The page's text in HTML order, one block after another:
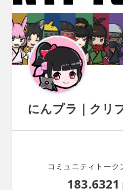
にんプラ｜クリ
コミュニティトーク
183.6321